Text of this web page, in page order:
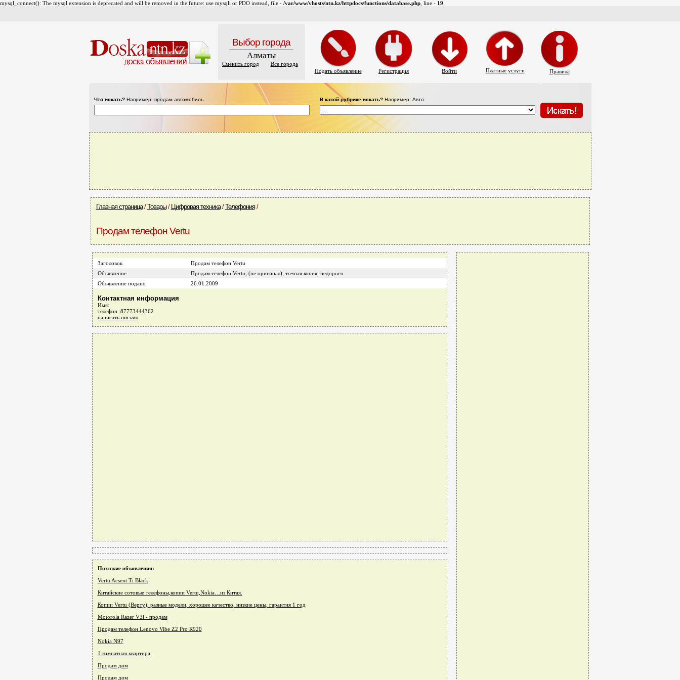
mysql_connect(): The mysql extension is deprecated and will be removed in the future: use mysqli or PDO instead, file - /var/www/vhosts/ntn.kz/httpdocs/functions/database.php , line - 19
Выбор города
Алматы
Сменить город
Все города
Подать объявление
Регистрация Войти Платные услуги Правила
Что искать?Например: продам автомобиль В какой рубрике искать?Например: Авто
Главная страница/Товары/ Цифровая техника/Телефония/
Продам телефон Vertu
Заголовок
Продам телефон Vertu
Объявление
Продам телефон Vertu, (не оригинал), точная копия, недорого
Объявление подано
26.01.2009
Контактная информация
Имя:
телефон: 87773444362
написать письмо
Похожие объявления:
Vertu Acsent Ti Black
Китайские сотовые телефоны,копии Vertu,Nokia…из Китая.
Копии Vertu (Верту), разные модели, хорошее качество, низкие цены, гарантия 1 год
Motorola Razer V3i - продам
Продам телефон Lenovo Vibe Z2 Pro К920
Nokia N97
1 комнатная квартира
Продам дом
Продам дом